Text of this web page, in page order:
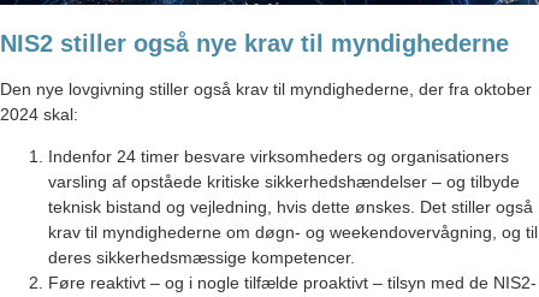
NIS2 stiller også nye krav til myndighederne
Den nye lovgivning stiller også krav til myndighederne, der fra oktober
2024 skal:
Indenfor 24 timer besvare virksomheders og organisationers
varsling af opståede kritiske sikkerhedshændelser – og tilbyde
teknisk bistand og vejledning, hvis dette ønskes. Det stiller også
krav til myndighederne om døgn- og weekendovervågning, og til
deres sikkerhedsmæssige kompetencer.
Føre reaktivt – og i nogle tilfælde proaktivt – tilsyn med de NIS2-